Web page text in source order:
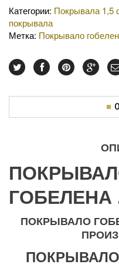
Категории: Покрывала 1,5
покрывала
Метка: Покрывало
ГОБЕЛЕНА
ПОКРЫВАЛО